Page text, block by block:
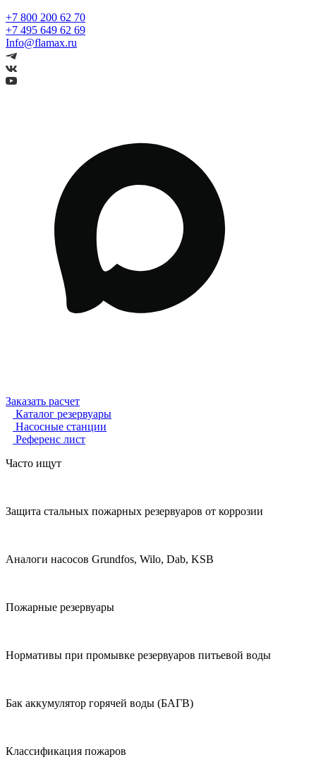
+7 800 200 62 70
+7 495 649 62 69
Info@flamax.ru
Заказать расчет
Каталог резервуары
Насосные станции
Референс лист
Часто ищут
Защита стальных пожарных резервуаров от коррозии
Аналоги насосов Grundfos, Wilo, Dab, KSB
Пожарные резервуары
Нормативы при промывке резервуаров питьевой воды
Бак аккумулятор горячей воды (БАГВ)
Классификация пожаров